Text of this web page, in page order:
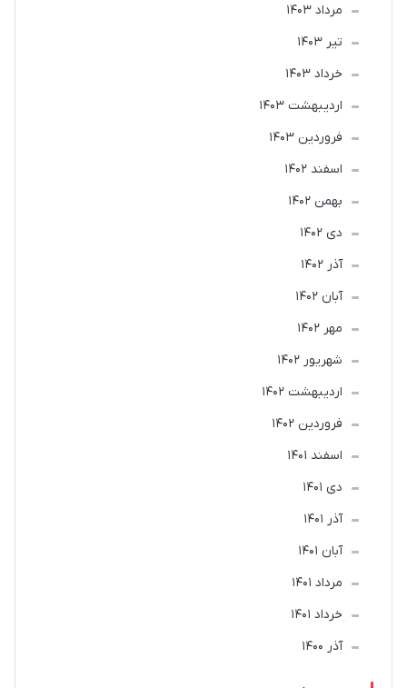
مرداد 1403
تير 1403
خرداد 1403
ارديبهشت 1403
فروردین 1403
اسفند 1402
بهمن 1402
دی 1402
آذر 1402
آبان 1402
مهر 1402
شهریور 1402
ارديبهشت 1402
فروردین 1402
اسفند 1401
دی 1401
آذر 1401
آبان 1401
مرداد 1401
خرداد 1401
آذر 1400